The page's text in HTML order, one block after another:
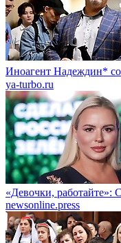
Иноагент Надеждин*
ya-turbo.ru
«Девочки, работайте»:
newsonline.press